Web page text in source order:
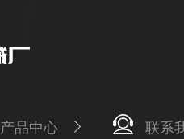
产品中心 联系